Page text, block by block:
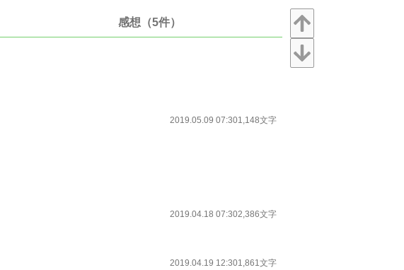
感想（5件）
2019.05.09 07:301,148文字
2019.04.18 07:302,386文字
2019.04.19 12:301,861文字